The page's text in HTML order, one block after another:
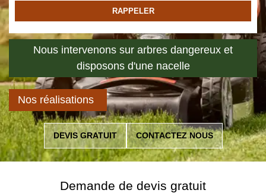
Nous intervenons sur arbres dangereux et
disposons d'une nacelle
Nos réalisations
DEVIS GRATUIT CONTACTEZ NOUS
Demande de devis gratuit